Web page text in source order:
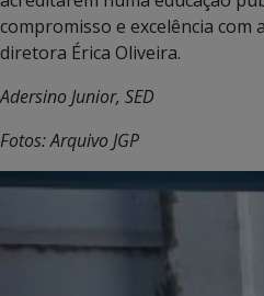
compromisso e excelência com
diretora Érica Oliveira.
Adersino Junior, SED
Fotos: Arquivo JGP